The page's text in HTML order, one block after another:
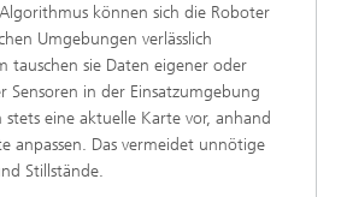
können sich die Roboter
Umgebungen verlässlich
tauschen sie Daten eigener oder
Sensoren in der Einsatzumgebung
eine aktuelle Karte vor, anhand
anpassen. Das vermeidet unnötige
Stillstände.